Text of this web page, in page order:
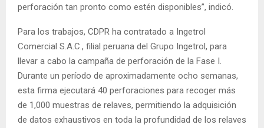
perforación tan pronto como estén disponibles”, indicó.
Para los trabajos, CDPR ha contratado a Ingetrol
Comercial S.A.C., filial peruana del Grupo Ingetrol, para
llevar a cabo la campaña de perforación de la Fase I.
Durante un período de aproximadamente ocho semanas,
esta firma ejecutará 40 perforaciones para recoger más
de 1,000 muestras de relaves, permitiendo la adquisición
de datos exhaustivos en toda la profundidad de los relaves